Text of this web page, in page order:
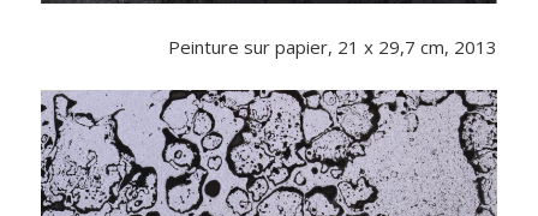
Peinture sur papier, 21 x 29,7 cm, 2013